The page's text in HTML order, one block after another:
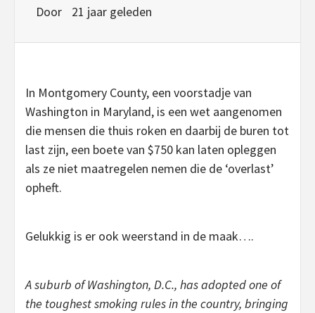
Door 21 jaar geleden
In Montgomery County, een voorstadje van
Washington in Maryland, is een wet aangenomen
die mensen die thuis roken en daarbij de buren tot
last zijn, een boete van $750 kan laten opleggen
als ze niet maatregelen nemen die de ‘overlast’
opheft.
Gelukkig is er ook weerstand in de maak….
A suburb of Washington, D.C., has adopted one of
the toughest smoking rules in the country, bringing